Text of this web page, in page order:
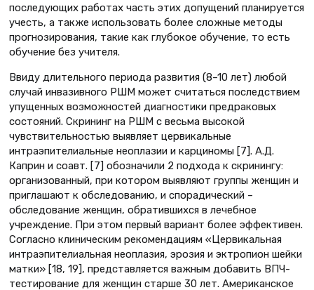
последующих работах часть этих допущений планируется
учесть, а также использовать более сложные методы
прогнозирования, такие как глубокое обучение, то есть
обучение без учителя.
Ввиду длительного периода развития (8–10 лет) любой
случай инвазивного РШМ может считаться последствием
упущенных возможностей диагностики предраковых
состояний. Скрининг на РШМ с весьма высокой
чувствительностью выявляет цервикальные
интраэпителиальные неоплазии и карциномы [7]. А.Д.
Каприн и соавт. [7] обозначили 2 подхода к скринингу:
организованный, при котором выявляют группы женщин и
приглашают к обследованию, и спорадический –
обследование женщин, обратившихся в лечебное
учреждение. При этом первый вариант более эффективен.
Согласно клиническим рекомендациям «Цервикальная
интраэпителиальная неоплазия, эрозия и эктропион шейки
матки» [18, 19], представляется важным добавить ВПЧ-
тестирование для женщин старше 30 лет. Американское